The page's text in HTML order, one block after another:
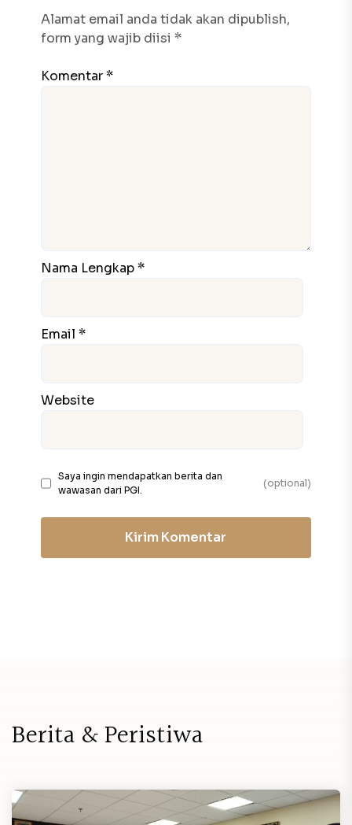
Alamat email anda tidak akan dipublish,
form yang wajib diisi *
Komentar *
Nama Lengkap *
Email *
Website
Saya ingin mendapatkan berita dan
wawasan dari PGI.
(optional)
Kirim Komentar
Berita&Peristiwa